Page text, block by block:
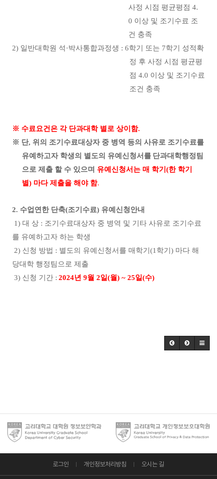
사정 시점 평균평점 4.
0 이상 및 조기수료 조
건 충족
2) 일반대학원 석·박사통합과정생 : 6학기 또는 7학기 성적확
정 후 사정 시점 평균평
점 4.0 이상 및 조기수료
조건 충족
※ 수료요건은 각 단과대학 별로 상이함.
※ 단, 위의 조기수료대상자 중 병역 등의 사유로 조기수료를
유예하고자 학생의 별도의 유예신청서를 단과대학행정팀
으로 제출 할 수 있으며 유예신청서는 매 학기(한 학기
별) 마다 제출을 해야 함.
2. 수업연한 단축(조기수료) 유예신청안내
1) 대 상 : 조기수료대상자 중 병역 및 기타 사유로 조기수료
를 유예하고자 하는 학생
2) 신청 방법 : 별도의 유예신청서를 매학기 (1 학기 ) 마다 해
당대학 행정팀으로 제출
3) 신청 기간 : 2024년 9월 2일(월) ~ 25일(수)
로그인 개인정보처리방침 오시는 길